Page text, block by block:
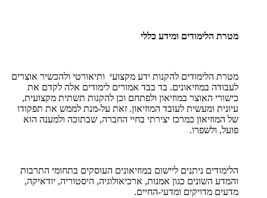
מטרת הלימודים ומידע כללי
מטרת הלימודים להקנות ידע מקצועי ותיאורטי ולהכשיר אוצרים
לעבודה במוזיאונים. בד בבד אמורים לימודים אלה לקדם את
כישורי האוצר במוזיאון ולפתחם וכן להקנות תשתית מקצועית,
עיונית ומעשית לעובד המוזיאון. זאת על-מנת לממש את תפקודו
של המוזיאון כמרכז יצירתי בחיי החברה, שבתוכה ולמענה הוא
פועל, ולשפרו.
הלימודים ניתנים ליישום במוזיאונים העוסקים בתחומי התרבות
והמדע השונים כגון אמנות, ארכיאולוגיה, היסטוריה, יודאיקה,
מדעים מדויקים ומדעי-החיים.